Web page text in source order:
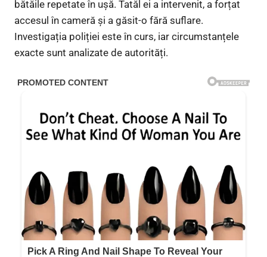
bătăile repetate în ușă. Tatăl ei a intervenit, a forțat
accesul în cameră și a găsit-o fără suflare.
Investigația poliției este în curs, iar circumstanțele
exacte sunt analizate de autorități.